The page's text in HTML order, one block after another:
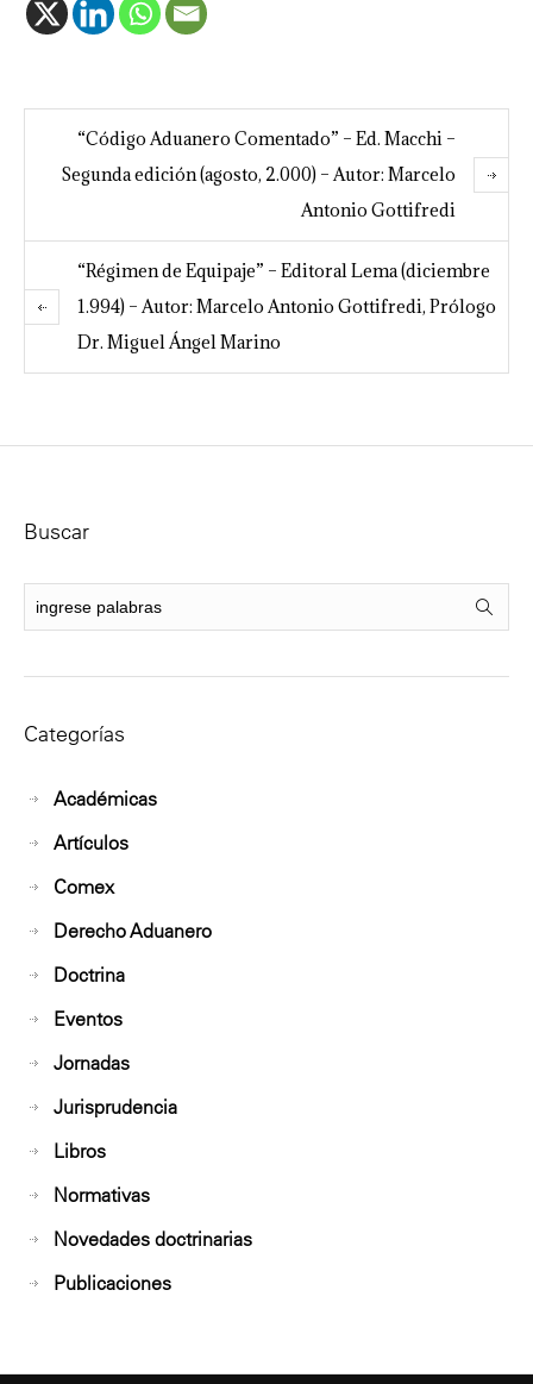
“Código Aduanero Comentado” – Ed. Macchi –
Segunda edición (agosto, 2.000) – Autor: Marcelo
Antonio Gottifredi
“Régimen de Equipaje” – Editoral Lema (diciembre
1.994) – Autor: Marcelo Antonio Gottifredi, Prólogo
Dr. Miguel Ángel Marino
Buscar
Categorías
Académicas
Artículos
Comex
Derecho Aduanero
Doctrina
Eventos
Jornadas
Jurisprudencia
Libros
Normativas
Novedades doctrinarias
Publicaciones